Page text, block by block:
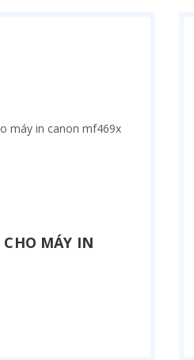
MÁY IN